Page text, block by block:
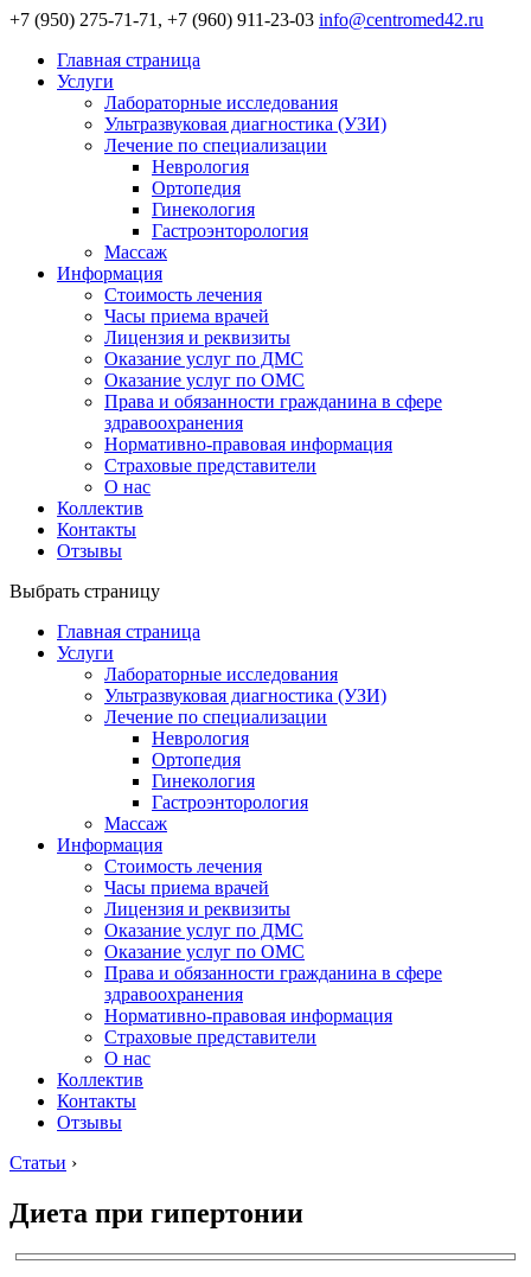
+7 (950) 275-71-71, +7 (960) 911-23-03 info@centromed42.ru
Главная страница
Услуги
Лабораторные исследования
Ультразвуковая диагностика (УЗИ)
Лечение по специализации
Неврология
Ортопедия
Гинекология
Гастроэнторология
Массаж
Информация
Стоимость лечения
Часы приема врачей
Лицензия и реквизиты
Оказание услуг по ДМС
Оказание услуг по ОМС
Права и обязанности гражданина в сфере
здравоохранения
Нормативно-правовая информация
Страховые представители
О нас
Коллектив
Контакты
Отзывы
Выбрать страницу
Главная страница
Услуги
Лабораторные исследования
Ультразвуковая диагностика (УЗИ)
Лечение по специализации
Неврология
Ортопедия
Гинекология
Гастроэнторология
Массаж
Информация
Стоимость лечения
Часы приема врачей
Лицензия и реквизиты
Оказание услуг по ДМС
Оказание услуг по ОМС
Права и обязанности гражданина в сфере
здравоохранения
Нормативно-правовая информация
Страховые представители
О нас
Коллектив
Контакты
Отзывы
Статьи ›
Диета при гипертонии